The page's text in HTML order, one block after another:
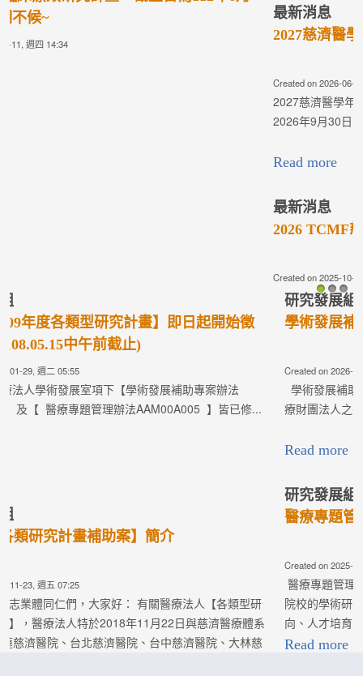
最新消息
2027慈濟醫學年會獎項遴選推薦正式啟動! 即日起開放收件至
2026年9月30日(三)止，歡迎踴躍推薦！ 敬請詳見各遴選辦法~
2026 TCMF慈濟醫學年會—研究成果競賽評選
最新消息
研究成果競賽辦法(AAM00A004)： 為促進各院區間的學術研究
風氣，鼓勵各院區同仁們從事學術研究，擬每年舉辦研究成果競
賽，其重點說明如下： ...
最新消息
2025 TCMF慈濟醫學年會—研究成果競賽評選